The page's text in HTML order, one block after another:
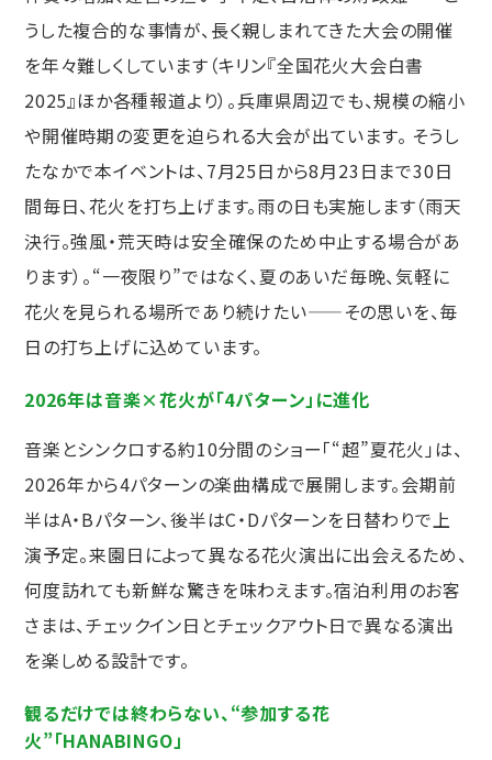
うした複合的な事情が、長く親しまれてきた大会の開催
を年々難しくしています（キリン『全国花火大会白書
2025』ほか各種報道より）。兵庫県周辺でも、規模の縮小
や開催時期の変更を迫られる大会が出ています。 そうし
たなかで本イベントは、7月25日から8月23日まで30日
間毎日、花火を打ち上げます。雨の日も実施します（雨天
決行。強風・荒天時は安全確保のため中止する場合があ
ります）。“一夜限り”ではなく、夏のあいだ毎晩、気軽に
花火を見られる場所であり続けたい——その思いを、毎
日の打ち上げに込めています。
2026年は音楽×花火が「4パターン」に進化
音楽とシンクロする約10分間のショー「“超”夏花火」は、
2026年から4パターンの楽曲構成で展開します。会期前
半はA・Bパターン、後半はC・Dパターンを日替わりで上
演予定。来園日によって異なる花火演出に出会えるため、
何度訪れても新鮮な驚きを味わえます。宿泊利用のお客
さまは、チェックイン日とチェックアウト日で異なる演出
を楽しめる設計です。
観るだけでは終わらない、“参加する花
火”「HANABINGO」